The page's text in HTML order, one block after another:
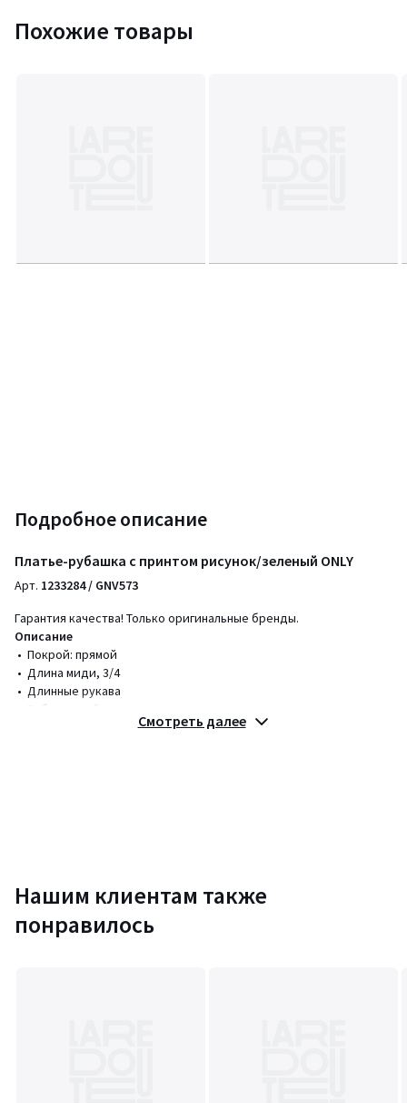
Похожие товары
Подробное описание
Платье-рубашка с принтом рисунок/зеленый ONLY
Арт. 1233284 / GNV573
Гарантия качества! Только оригинальные бренды.
Описание
• Покрой: прямой
• Длина миди, 3/4
• Длинные рукава
• Рубашечный воротник поло
Цвета Рисунок/Зеленый
Размеры S
Смотреть далее
Нашим клиентам также
понравилось